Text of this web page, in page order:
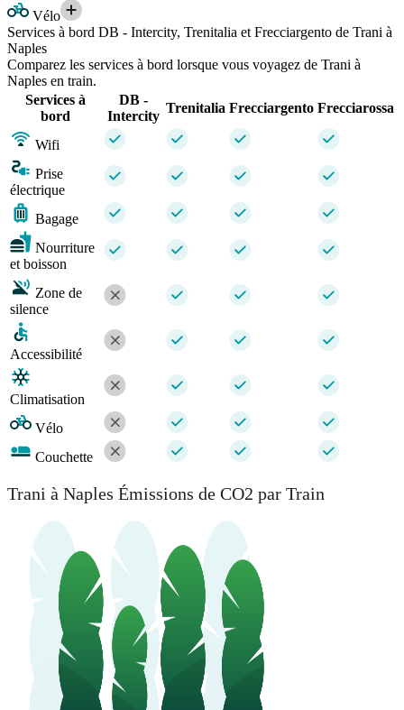
Vélo
Services à bord DB - Intercity, Trenitalia et Frecciargento de Trani à
Naples
Comparez les services à bord lorsque vous voyagez de Trani à
Naples en train.
Services à
bord
DB -
Intercity
Trenitalia Frecciargento Frecciarossa
Wifi
Prise
électrique
Bagage
Nourriture
et boisson
Zone de
silence
Accessibilité
Climatisation
Vélo
Couchette
Trani à Naples Émissions de CO2 par Train